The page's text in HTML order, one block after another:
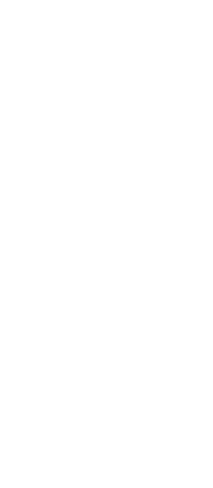
Hemos llegado tarde,
Hay que plantear
competitivo y pienso que
¿Cuáles pueden ser las
En la zona occidental
debiera y una autovía que
trasvasar tráfico de la A-7
peajes porque mucha
haciendo se hace en unos
estudiantes la usen
aunque le hayan rebajado
Hay ciertos perfiles a los
autopista no tiene las
por lo que el Gobierno se
inmediata, y buscar la